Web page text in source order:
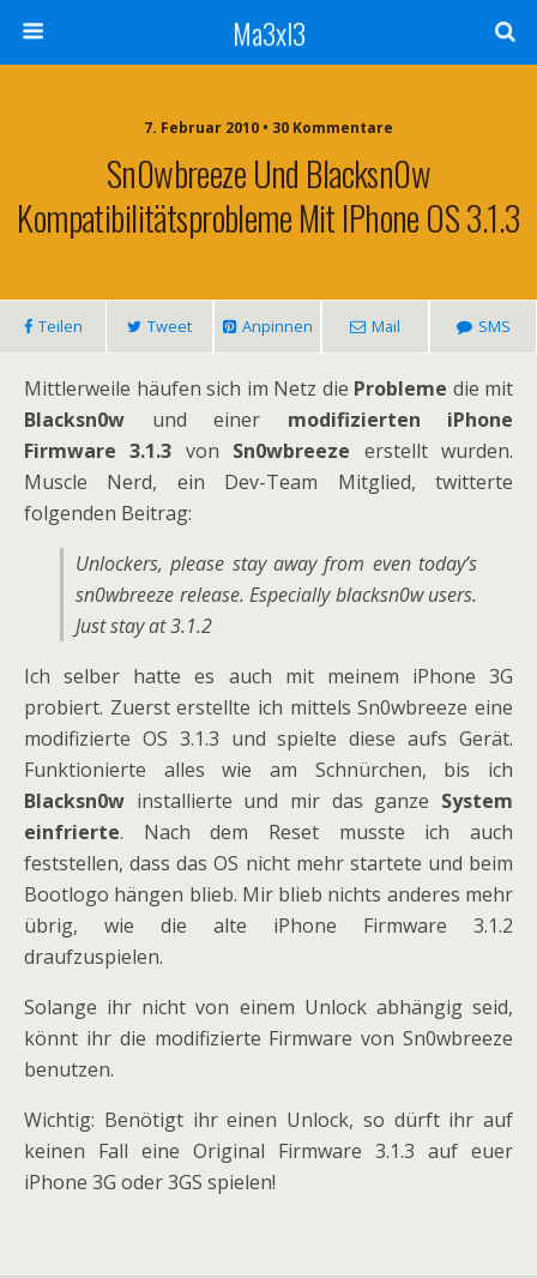
Ma3xl3
7. Februar 2010 • 30 Kommentare
Sn0wbreeze Und Blacksn0w
Kompatibilitätsprobleme Mit IPhone OS 3.1.3
Teilen Tweet Anpinnen Mail SMS
Mittlerweile häufen sich im Netz die Probleme die mit
Blacksn0w und einer modifizierten iPhone
Firmware 3.1.3 von Sn0wbreeze erstellt wurden.
Muscle Nerd, ein Dev-Team Mitglied, twitterte
folgenden Beitrag:
Unlockers, please stay away from even today’s
sn0wbreeze release. Especially blacksn0w users.
Just stay at 3.1.2
Ich selber hatte es auch mit meinem iPhone 3G
probiert. Zuerst erstellte ich mittels Sn0wbreeze eine
modifizierte OS 3.1.3 und spielte diese aufs Gerät.
Funktionierte alles wie am Schnürchen, bis ich
Blacksn0w installierte und mir das ganze System
einfrierte. Nach dem Reset musste ich auch
feststellen, dass das OS nicht mehr startete und beim
Bootlogo hängen blieb. Mir blieb nichts anderes mehr
übrig, wie die alte iPhone Firmware 3.1.2
draufzuspielen.
Solange ihr nicht von einem Unlock abhängig seid,
könnt ihr die modifizierte Firmware von Sn0wbreeze
benutzen.
Wichtig: Benötigt ihr einen Unlock, so dürft ihr auf
keinen Fall eine Original Firmware 3.1.3 auf euer
iPhone 3G oder 3GS spielen!